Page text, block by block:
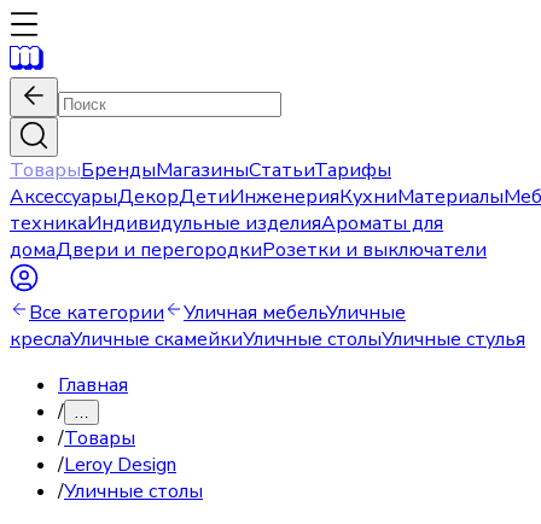
ТоварыБрендыМагазиныСтатьиТарифы
АксессуарыДекорДетиИнженерияКухниМатериалы
техникаИндивидульные изделияАроматы для
домаДвери и перегородкиРозетки и выключатели
Все категории Уличная мебельУличные
креслаУличные скамейкиУличные столыУличные стулья
Главная
/ …
/Товары
/Leroy Design
/Уличные столы